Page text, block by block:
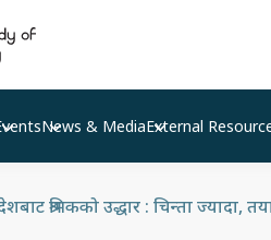
News & MediaExternal
श्रमिकको उद्धार : चिन्ता ज्यादा,